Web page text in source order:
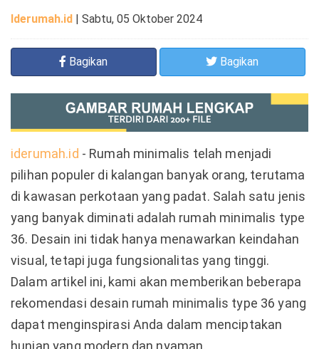
Iderumah.id Sabtu, 05 Oktober 2024
Bagikan Bagikan
iderumah.id - Rumah minimalis telah menjadi
pilihan populer di kalangan banyak orang, terutama
di kawasan perkotaan yang padat. Salah satu jenis
yang banyak diminati adalah rumah minimalis type
36. Desain ini tidak hanya menawarkan keindahan
visual, tetapi juga fungsionalitas yang tinggi.
Dalam artikel ini, kami akan memberikan beberapa
rekomendasi desain rumah minimalis type 36 yang
dapat menginspirasi Anda dalam menciptakan
hunian yang modern dan nyaman.